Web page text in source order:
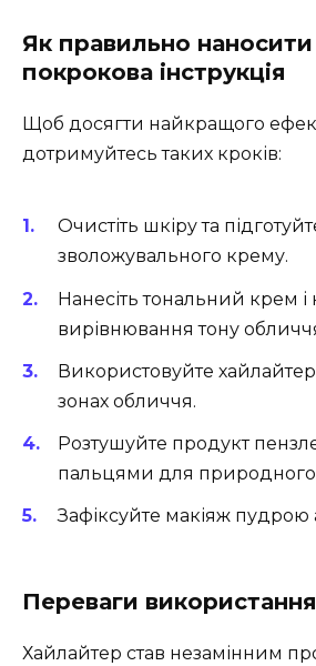
Як правильно
покрокова інструкція
Щоб досягти найкращого
дотримуйтесь таких кроків:
Очистіть шкіру та
зволожувального крему.
Нанесіть тональний крем
вирівнювання тону
Використовуйте
зонах обличчя.
Розтушуйте продукт
пальцями для природного
Зафіксуйте макіяж пудрою
Переваги
Хайлайтер став незамінним